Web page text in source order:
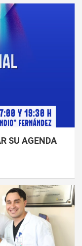
SU AGENDA